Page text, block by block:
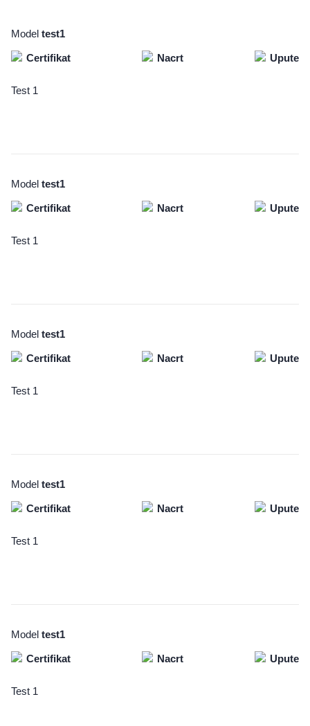
Test 1
Model test1
Certifikat Nacrt Upute
Test 1
Model test1
Certifikat Nacrt Upute
Test 1
Model test1
Certifikat Nacrt Upute
Test 1
Model test1
Certifikat Nacrt Upute
Test 1
Model test1
Certifikat Nacrt Upute